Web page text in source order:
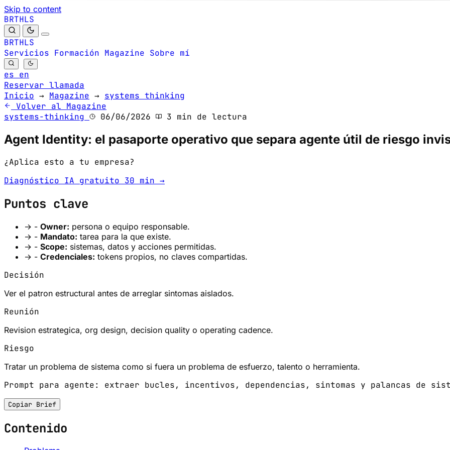
Skip to content
BRTHLS
BRTHLS
Servicios Formación Magazine Sobre mí
es en
Reservar llamada
Inicio → Magazine → systems thinking
Volver al Magazine
systems-thinking
06/06/2026 3 min de lectura
Agent Identity: el pasaporte operativo que separa agente útil de riesgo
¿Aplica esto a tu empresa?
Diagnóstico IA gratuito 30 min →
Puntos clave
→ - Owner: persona o equipo responsable.
→ - Mandato: tarea para la que existe.
→ - Scope: sistemas, datos y acciones permitidas.
→ - Credenciales: tokens propios, no claves compartidas.
Decisión
Ver el patron estructural antes de arreglar sintomas aislados.
Reunión
Revision estrategica, org design, decision quality o operating cadence.
Riesgo
Tratar un problema de sistema como si fuera un problema de esfuerzo, talento o herramienta.
Prompt para agente: extraer bucles, incentivos, dependencias, sintomas y palancas de
Copiar Brief
Contenido